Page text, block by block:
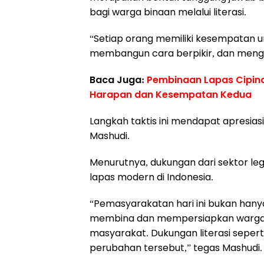
bagi warga binaan melalui literasi.
“Setiap orang memiliki kesempatan
membangun cara berpikir, dan
Baca Juga: Pembinaan Lapas
Harapan dan Kesempatan Kedua
Langkah taktis ini mendapat
Mashudi.
Menurutnya, dukungan dari sektor
lapas modern di Indonesia.
“Pemasyarakatan hari ini bukan
membina dan mempersiapkan
masyarakat. Dukungan literasi
perubahan tersebut,” tegas Mashudi.